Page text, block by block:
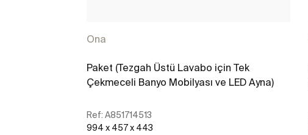
Ona
Paket (Tezgah Üstü Lavabo için Tek
Çekmeceli Banyo Mobilyası ve LED Ayna)
Ref: A851714513
994 x 457 x 443